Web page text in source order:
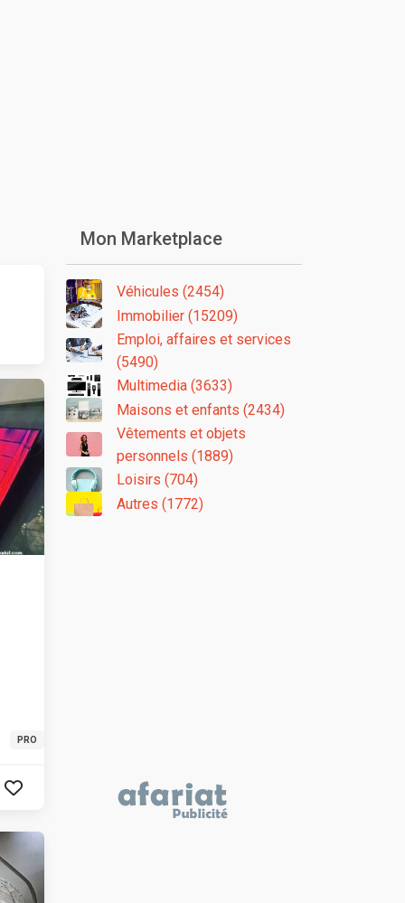
PRO
Mon Marketplace
Véhicules (2454)
Immobilier (15209)
Emploi, affaires et services
(5490)
Multimedia (3633)
Maisons et enfants (2434)
Vêtements et objets
personnels (1889)
Loisirs (704)
Autres (1772)